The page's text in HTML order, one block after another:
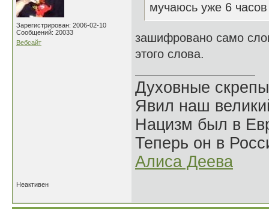
Зарегистрирован: 2006-02-10
Сообщений: 20033
Вебсайт
мучаюсь уже 6 часов
зашифровано само
этого слова.
Духовные
Явил наш
Нацизм был в
Теперь он в
Алиса Деева
Неактивен